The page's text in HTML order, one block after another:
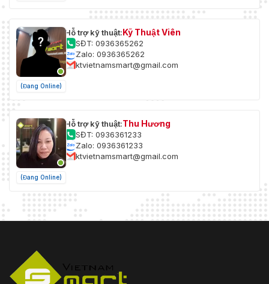
(Đang Online)
Hỗ trợ kỹ thuật:Kỹ Thuật Viên
SĐT: 0936365262
Zalo: 0936365262
ktvietnamsmart@gmail.com
(Đang Online)
Hỗ trợ kỹ thuật:Thu Hương
SĐT: 0936361233
Zalo: 0936361233
ktvietnamsmart@gmail.com